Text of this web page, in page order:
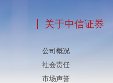
关于中信证券
公司概况
社会责任
市场声誉